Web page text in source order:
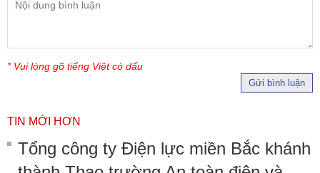
* Vui lòng gõ tiếng Việt có dấu
Gửi bình luận
TIN MỚI HƠN
Tổng công ty Điện lực miền Bắc khánh